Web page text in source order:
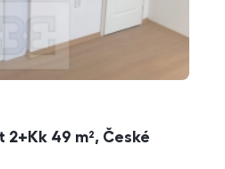
49 m², České